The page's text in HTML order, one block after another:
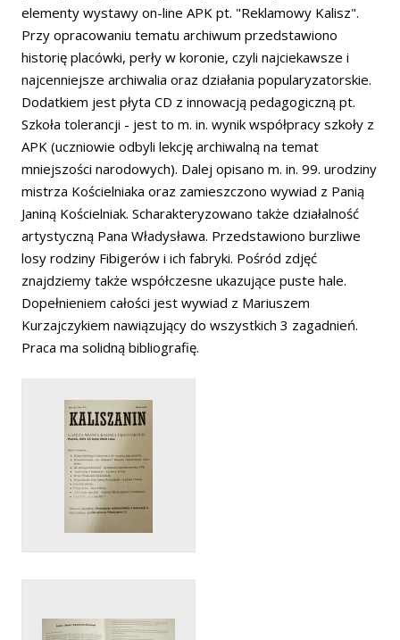
elementy wystawy on-line APK pt. "Reklamowy Kalisz".
Przy opracowaniu tematu archiwum przedstawiono
historię placówki, perły w koronie, czyli najciekawsze i
najcenniejsze archiwalia oraz działania popularyzatorskie.
Dodatkiem jest płyta CD z innowacją pedagogiczną pt.
Szkoła tolerancji - jest to m. in. wynik współpracy szkoły z
APK (uczniowie odbyli lekcję archiwalną na temat
mniejszości narodowych). Dalej opisano m. in. 99. urodziny
mistrza Kościelniaka oraz zamieszczono wywiad z Panią
Janiną Kościelniak. Scharakteryzowano także działalność
artystyczną Pana Władysława. Przedstawiono burzliwe
losy rodziny Fibigerów i ich fabryki. Pośród zdjęć
znajdziemy także współczesne ukazujące puste hale.
Dopełnieniem całości jest wywiad z Mariuszem
Kurzajczykiem nawiązujący do wszystkich 3 zagadnień.
Praca ma solidną bibliografię.